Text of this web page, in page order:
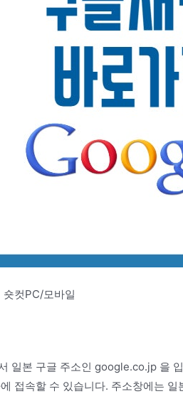
숏컷PC/모바일
일본 구글 주소인 google.co.jp 을
접속할 수 있습니다. 주소창에는